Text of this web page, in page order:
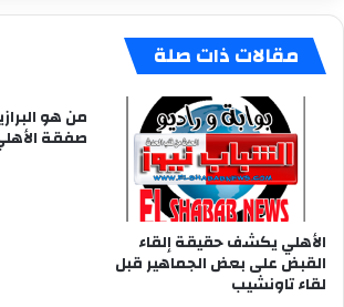
مقالات ذات صلة
الأهلي يكشف حقيقة إلقاء
القبض على بعض الجماهير قبل
لقاء تاونشيب
من هو
صفقة